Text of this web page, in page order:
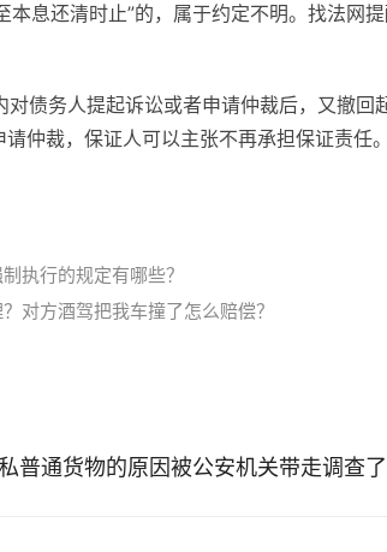
本息还清时止”的，属于约定不明。找法网
债务人提起诉讼或者申请仲裁后，又撤回
仲裁，保证人可以主张不再承担保证责任。
执行的规定有哪些？
对方酒驾把我车撞了怎么赔偿？
普通货物的原因被公安机关带走调查